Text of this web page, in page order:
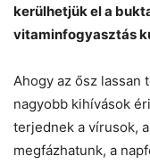
kerülhetjük el a
vitaminfogyasztás
Ahogy az ősz lassan
nagyobb kihívások
terjednek a vírusok,
megfázhatunk, a